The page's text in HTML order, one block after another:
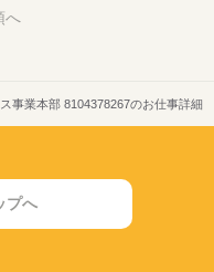
へ
事業本部 8104378267のお仕事詳細
プへ